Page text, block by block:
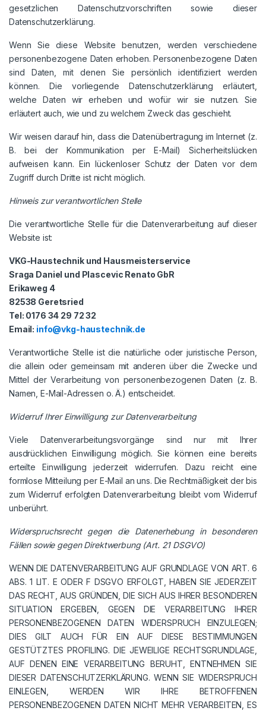
gesetzlichen Datenschutzvorschriften sowie dieser
Datenschutzerklärung.
Wenn Sie diese Website benutzen, werden verschiedene
personenbezogene Daten erhoben. Personenbezogene Daten
sind Daten, mit denen Sie persönlich identifiziert werden
können. Die vorliegende Datenschutzerklärung erläutert,
welche Daten wir erheben und wofür wir sie nutzen. Sie
erläutert auch, wie und zu welchem Zweck das geschieht.
Wir weisen darauf hin, dass die Datenübertragung im Internet (z.
B. bei der Kommunikation per E-Mail) Sicherheitslücken
aufweisen kann. Ein lückenloser Schutz der Daten vor dem
Zugriff durch Dritte ist nicht möglich.
Hinweis zur verantwortlichen Stelle
Die verantwortliche Stelle für die Datenverarbeitung auf dieser
Website ist:
VKG-Haustechnik und Hausmeisterservice
Sraga Daniel und Plascevic Renato GbR
Erikaweg 4
82538 Geretsried
Tel: 0176 34 29 72 32
Email: info@vkg-haustechnik.de
Verantwortliche Stelle ist die natürliche oder juristische Person,
die allein oder gemeinsam mit anderen über die Zwecke und
Mittel der Verarbeitung von personenbezogenen Daten (z. B.
Namen, E-Mail-Adressen o. Ä.) entscheidet.
Widerruf Ihrer Einwilligung zur Datenverarbeitung
Viele Datenverarbeitungsvorgänge sind nur mit Ihrer
ausdrücklichen Einwilligung möglich. Sie können eine bereits
erteilte Einwilligung jederzeit widerrufen. Dazu reicht eine
formlose Mitteilung per E-Mail an uns. Die Rechtmäßigkeit der bis
zum Widerruf erfolgten Datenverarbeitung bleibt vom Widerruf
unberührt.
Widerspruchsrecht gegen die Datenerhebung in besonderen
Fällen sowie gegen Direktwerbung (Art. 21 DSGVO)
WENN DIE DATENVERARBEITUNG AUF GRUNDLAGE VON ART. 6
ABS. 1 LIT. E ODER F DSGVO ERFOLGT, HABEN SIE JEDERZEIT
DAS RECHT, AUS GRÜNDEN, DIE SICH AUS IHRER BESONDEREN
SITUATION ERGEBEN, GEGEN DIE VERARBEITUNG IHRER
PERSONENBEZOGENEN DATEN WIDERSPRUCH EINZULEGEN;
DIES GILT AUCH FÜR EIN AUF DIESE BESTIMMUNGEN
GESTÜTZTES PROFILING. DIE JEWEILIGE RECHTSGRUNDLAGE,
AUF DENEN EINE VERARBEITUNG BERUHT, ENTNEHMEN SIE
DIESER DATENSCHUTZERKLÄRUNG. WENN SIE WIDERSPRUCH
EINLEGEN, WERDEN WIR IHRE BETROFFENEN
PERSONENBEZOGENEN DATEN NICHT MEHR VERARBEITEN, ES